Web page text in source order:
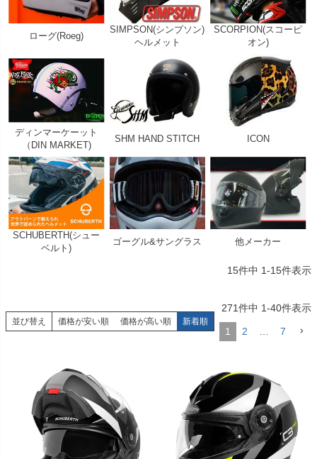
ローグ(Roeg)
SIMPSON(シンプソン)
ヘルメット
SCORPION(スコーピ
オン)
ディンマーケーット
（DIN MARKET)
SHM HAND STITCH ICON
SCHUBERTH(シュー
ベルト)
ゴーグル&サングラス 他メーカー
15件中 1-15件表示
並び替え 価格が安い順 価格が高い順 新着順
271件中 1-40件表示
1 2 7